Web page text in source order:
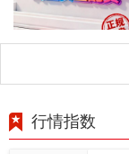
行情指数